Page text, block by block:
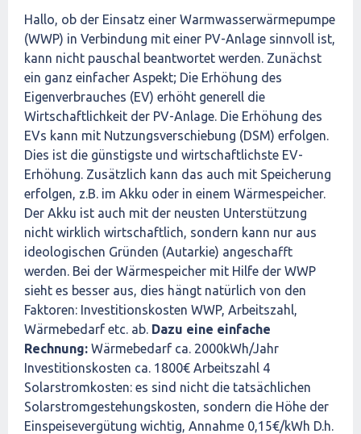
Hallo, ob der Einsatz einer Warmwasserwärmepumpe
(WWP) in Verbindung mit einer PV-Anlage sinnvoll ist,
kann nicht pauschal beantwortet werden. Zunächst
ein ganz einfacher Aspekt; Die Erhöhung des
Eigenverbrauches (EV) erhöht generell die
Wirtschaftlichkeit der PV-Anlage. Die Erhöhung des
EVs kann mit Nutzungsverschiebung (DSM) erfolgen.
Dies ist die günstigste und wirtschaftlichste EV-
Erhöhung. Zusätzlich kann das auch mit Speicherung
erfolgen, z.B. im Akku oder in einem Wärmespeicher.
Der Akku ist auch mit der neusten Unterstützung
nicht wirklich wirtschaftlich, sondern kann nur aus
ideologischen Gründen (Autarkie) angeschafft
werden. Bei der Wärmespeicher mit Hilfe der WWP
sieht es besser aus, dies hängt natürlich von den
Faktoren: Investitionskosten WWP, Arbeitszahl,
Wärmebedarf etc. ab. Dazu eine einfache
Rechnung: Wärmebedarf ca. 2000kWh/Jahr
Investitionskosten ca. 1800€ Arbeitszahl 4
Solarstromkosten: es sind nicht die tatsächlichen
Solarstromgestehungskosten, sondern die Höhe der
Einspeisevergütung wichtig, Annahme 0,15€/kWh D.h.